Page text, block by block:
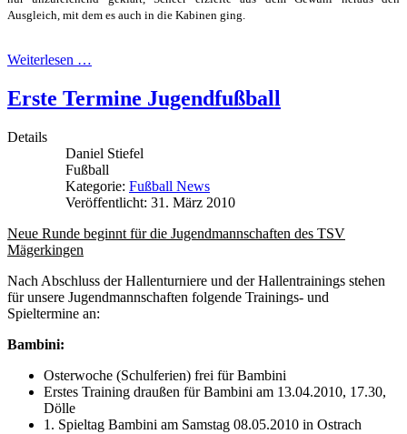
Ausgleich, mit dem es auch in die Kabinen ging.
Weiterlesen …
Erste Termine Jugendfußball
Details
Daniel Stiefel
Fußball
Kategorie: Fußball News
Veröffentlicht: 31. März 2010
Neue Runde beginnt für die Jugendmannschaften des TSV
Mägerkingen
Nach Abschluss der Hallenturniere und der Hallentrainings stehen
für unsere Jugendmannschaften folgende Trainings- und
Spieltermine an:
Bambini:
Osterwoche (Schulferien) frei für Bambini
Erstes Training draußen für Bambini am 13.04.2010, 17.30,
Dölle
1. Spieltag Bambini am Samstag 08.05.2010 in Ostrach